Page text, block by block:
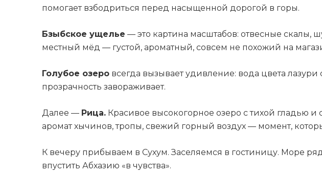
помогает взбодриться перед насыщенной дорогой в горы.
Бзыбское ущелье — это картина масштабов: отвесные скалы,
местный мёд — густой, ароматный, совсем не похожий на
Голубое озеро всегда вызывает удивление: вода цвета
прозрачность завораживает.
Далее — Рица. Красивое высокогорное озеро с тихой гладью и
аромат хычинов, тропы, свежий горный воздух — момент,
К вечеру прибываем в Сухум. Заселяемся в гостиницу. Море
впустить Абхазию «в чувства».